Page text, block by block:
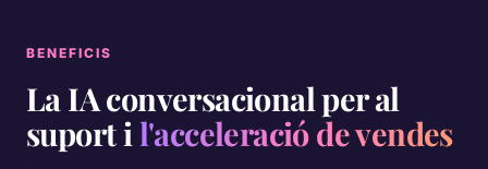
BENEFICIS
La IA conversacional per al
suport i l'acceleració de vendes